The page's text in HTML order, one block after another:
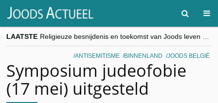
LAATSTE
“Besnijdenisdebat toont hoe moeilijk seculiere Westen minderheden begrijpt”, Jinnih Beels (Vooruit)
CITYTRIP | ROEMENIË – Boekarest: de verrassing van Oost-Europa
ANTISEMITISME BINNENLAND JOODS BELGIË
Symposium judeofobie
(17 mei) uitgesteld